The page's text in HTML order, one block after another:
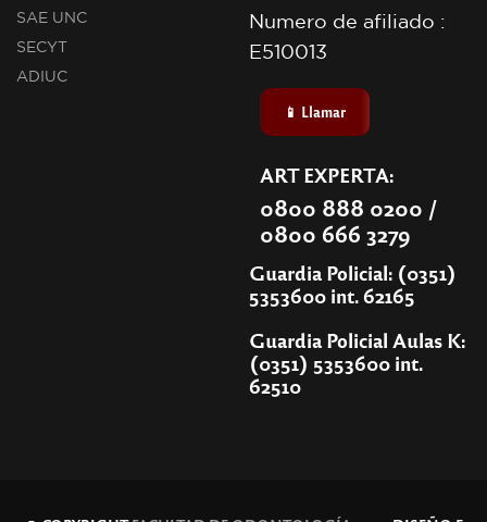
SAE UNC
SECYT
ADIUC
Numero de afiliado :
E510013
📱 Llamar
ART EXPERTA:
0800 888 0200 /
0800 666 3279
Guardia Policial: (0351)
5353600 int. 62165
Guardia Policial Aulas K:
(0351) 5353600 int.
62510